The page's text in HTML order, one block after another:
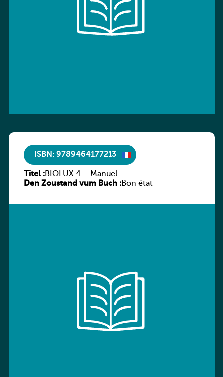
ISBN: 9789464177213
Titel :BIOLUX 4 – Manuel
Den Zoustand vum Buch :Bon état